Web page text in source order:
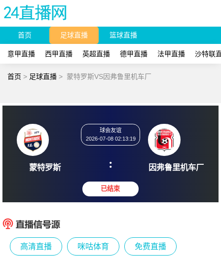
首页 足球直播 篮球直播
意甲直播 西甲直播 英超直播 德甲直播 法甲直播 沙特联
首页 > 足球直播 > 蒙特罗斯VS因弗鲁里机车厂
蒙特罗斯
2026-07-08 02:13:19
: 因弗鲁
高清直播 咪咕体育 免费直播